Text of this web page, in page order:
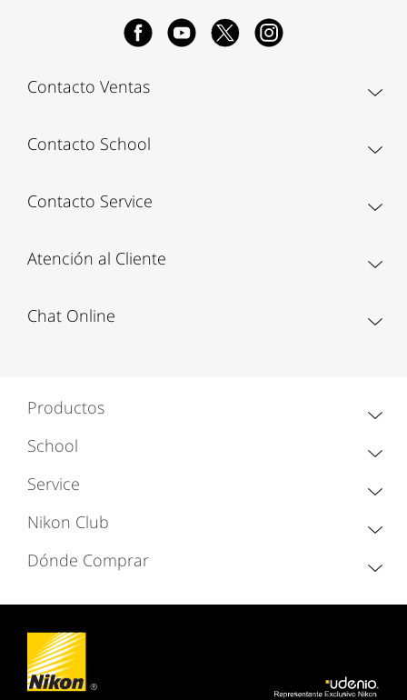
Contacto Ventas
Contacto School
Contacto Service
Atención al Cliente
Chat Online
Productos
School
Service
Nikon Club
Dónde Comprar